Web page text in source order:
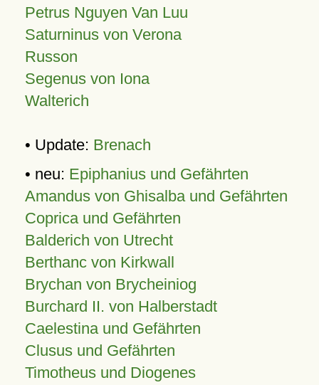
Petrus Nguyen Van Luu
Saturninus von Verona
Russon
Segenus von Iona
Walterich
• Update: Brenach
• neu: Epiphanius und Gefährten
Amandus von Ghisalba und Gefährten
Coprica und Gefährten
Balderich von Utrecht
Berthanc von Kirkwall
Brychan von Brycheiniog
Burchard II. von Halberstadt
Caelestina und Gefährten
Clusus und Gefährten
Timotheus und Diogenes